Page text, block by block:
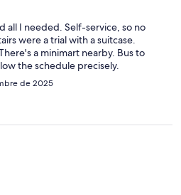
all I needed. Self-service, so no
were a trial with a suitcase.
a minimart nearby. Bus to
the schedule precisely.
de 2025